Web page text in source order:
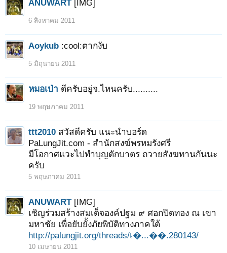
ANUWART [IMG]
6 สิงหาคม 2011
Aoykub :cool:ตากงับ
5 มิถุนายน 2011
หมอเป่า ดีครับอยู่จ.ไหนครับ..........
19 พฤษภาคม 2011
ttt2010 สวัสดีครับ แนะนำบอร์ด
PaLungJit.com - สำนักสงฆ์พรหมรังศรี
มีโอกาศแวะไปทำบุญตักบาตร ถวายสังฆทานกันนะ
ครับ
5 พฤษภาคม 2011
ANUWART [IMG]
เชิญร่วมสร้างสมเด็จองค์ปฐม ๙ ศอกปิดทอง ณ เขา
มหาชัย เพื่อยับยั้งภัยพิบัติทางภาคใต้
http://palungjit.org/threads/เ�...��.280143/
10 เมษายน 2011